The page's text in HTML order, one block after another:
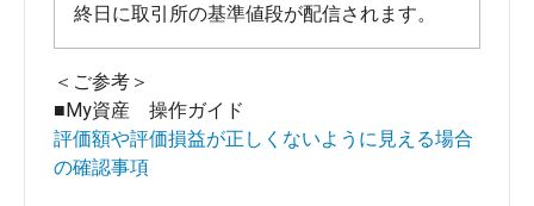
終日に取引所の基準値段が配信されます。
＜ご参考＞
■My資産 操作ガイド
評価額や評価損益が正しくないように見える場合
の確認事項